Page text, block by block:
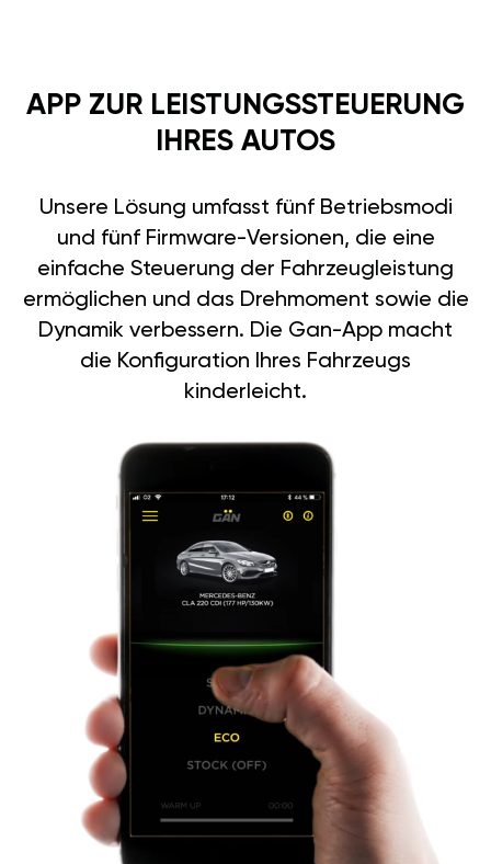
APP ZUR LEISTUNGSSTEUERUNG
IHRES AUTOS
Unsere Lösung umfasst fünf Betriebsmodi
und fünf Firmware-Versionen, die eine
einfache Steuerung der Fahrzeugleistung
ermöglichen und das Drehmoment sowie die
Dynamik verbessern. Die Gan-App macht
die Konfiguration Ihres Fahrzeugs
kinderleicht.